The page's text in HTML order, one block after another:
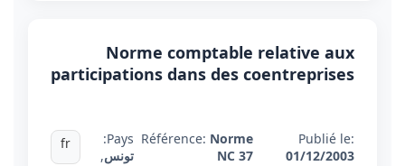
Norme comptable relative aux
participations dans des coentreprises
Publié le:
01/12/2003
Référence: Norme
NC 37
Pays:
تونس,
fr